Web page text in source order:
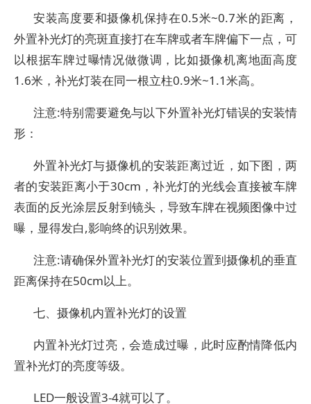
安装高度要和摄像机保持在0.5米~0.7米的距离，
外置补光灯的亮斑直接打在车牌或者车牌偏下一点，可
以根据车牌过曝情况做微调，比如摄像机离地面高度
1.6米，补光灯装在同一根立柱0.9米~1.1米高。
注意:特别需要避免与以下外置补光灯错误的安装情
形：
外置补光灯与摄像机的安装距离过近，如下图，两
者的安装距离小于30cm，补光灯的光线会直接被车牌
表面的反光涂层反射到镜头，导致车牌在视频图像中过
曝，显得发白,影响终的识别效果。
注意:请确保外置补光灯的安装位置到摄像机的垂直
距离保持在50cm以上。
七、摄像机内置补光灯的设置
内置补光灯过亮，会造成过曝，此时应酌情降低内
置补光灯的亮度等级。
LED一般设置3-4就可以了。